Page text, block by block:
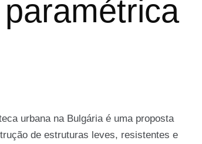
urbana na Bulgária é uma proposta
de estruturas leves, resistentes e